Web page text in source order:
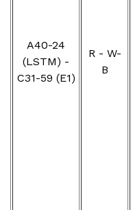
A40-24
(LSTM) -
C31-59 (E1)
R - W-
B